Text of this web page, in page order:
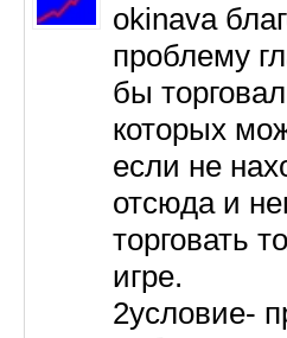
okinava
проблему
бы
которых
если не
отсюда и
торговать
игре.
2условие-